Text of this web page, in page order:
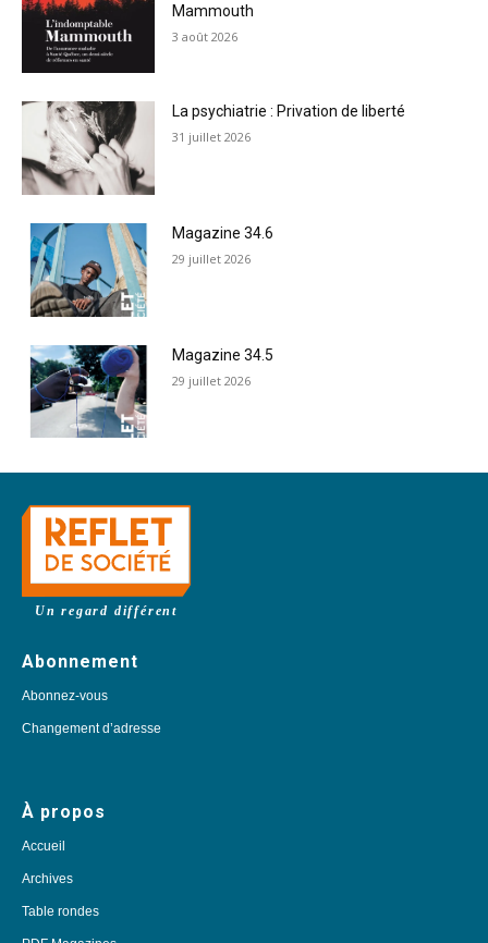
Mammouth
3 août 2026
La psychiatrie : Privation de liberté
31 juillet 2026
Magazine 34.6
29 juillet 2026
Magazine 34.5
29 juillet 2026
Un regard différent
Abonnement
Abonnez-vous
Changement d’adresse
À propos
Accueil
Archives
Table rondes